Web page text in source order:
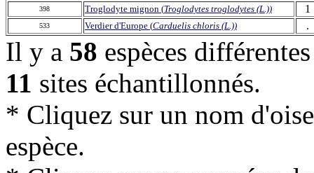
398 Troglodyte mignon (Troglodytes troglodytes (L.)) 1
533 Verdier d'Europe (Carduelis chloris (L.)) .
Il y a 58 espèces
11 sites échantillonnés.
* Cliquez sur un nom
espèce.